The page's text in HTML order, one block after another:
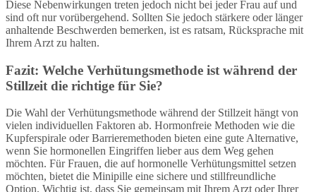
Diese Nebenwirkungen treten jedoch nicht bei jeder Frau auf und
sind oft nur vorübergehend. Sollten Sie jedoch stärkere oder länger
anhaltende Beschwerden bemerken, ist es ratsam, Rücksprache mit
Ihrem Arzt zu halten.
Fazit: Welche Verhütungsmethode ist während der
Stillzeit die richtige für Sie?
Die Wahl der Verhütungsmethode während der Stillzeit hängt von
vielen individuellen Faktoren ab. Hormonfreie Methoden wie die
Kupferspirale oder Barrieremethoden bieten eine gute Alternative,
wenn Sie hormonellen Eingriffen lieber aus dem Weg gehen
möchten. Für Frauen, die auf hormonelle Verhütungsmittel setzen
möchten, bietet die Minipille eine sichere und stillfreundliche
Option. Wichtig ist, dass Sie gemeinsam mit Ihrem Arzt oder Ihrer